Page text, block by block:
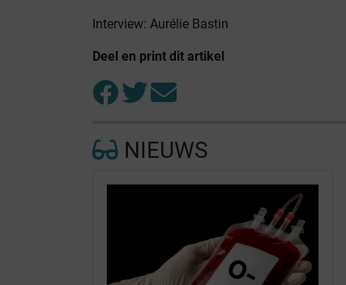
Interview: Aurélie Bastin
Deel en print dit artikel
NIEUWS